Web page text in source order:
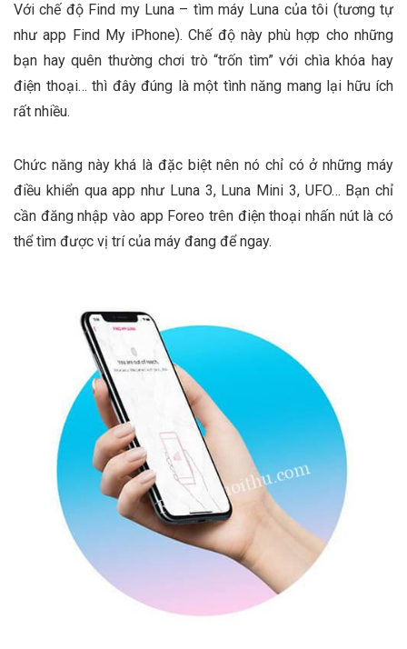
Với chế độ Find my Luna – tìm máy Luna của tôi (tương tự
như app Find My iPhone). Chế độ này phù hợp cho những
bạn hay quên thường chơi trò “trốn tìm” với chìa khóa hay
điện thoại… thì đây đúng là một tình năng mang lại hữu ích
rất nhiều.
Chức năng này khá là đặc biệt nên nó chỉ có ở những máy
điều khiển qua app như Luna 3, Luna Mini 3, UFO… Bạn chỉ
cần đăng nhập vào app Foreo trên điện thoại nhấn nút là có
thể tìm được vị trí của máy đang để ngay.